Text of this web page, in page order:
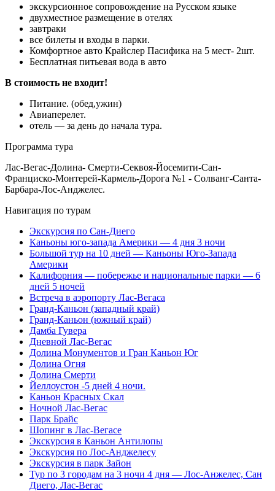
экскурсионное сопровождение на Русском языке
двухместное размещение в отелях
завтраки
все билеты и входы в парки.
Комфортное авто Крайслер Пасифика на 5 мест- 2шт.
Бесплатная питьевая вода в авто
В стоимость не входит!
Питание. (обед,ужин)
Авиаперелет.
отель — за день до начала тура.
Программа тура
Лас-Вегас-Долина- Смерти-Секвоя-Йосемити-Сан-
Франциско-Монтерей-Кармель-Дорога №1 - Солванг-Санта-
Барбара-Лос-Анджелес.
Навигация по турам
Экскурсия по Сан-Диего
Каньоны юго-запада Америки — 4 дня 3 ночи
Большой тур на 10 дней — Каньоны Юго-Запада
Америки
Калифорния — побережье и национальные парки — 6
дней 5 ночей
Встреча в аэропорту Лас-Вегаса
Гранд-Каньон (западный край)
Гранд-Каньон (южный край)
Дамба Гувера
Дневной Лас-Вегас
Долина Монументов и Гран Каньон Юг
Долина Огня
Долина Смерти
Йеллоустон -5 дней 4 ночи.
Каньон Красных Скал
Ночной Лас-Вегас
Парк Брайс
Шопинг в Лас-Вегасе
Экскурсия в Каньон Антилопы
Экскурсия по Лос-Анджелесу
Экскурсия в парк Зайон
Тур по 3 городам на 3 ночи 4 дня — Лос-Анжелес, Сан
Диего, Лас-Вегас